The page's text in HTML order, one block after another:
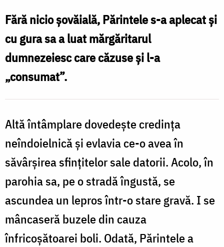
și
împărtășirea
leprosului
Nechifor
Fără nicio șovăială, Părintele s-a aplecat și
cu gura sa a luat mărgăritarul
dumnezeiesc care căzuse și l-a
„consumat”.
Altă întâmplare dovedește credința
neîndoielnică și evlavia ce-o avea în
săvârșirea sfințitelor sale datorii. Acolo, în
parohia sa, pe o stradă îngustă, se
ascundea un lepros într-o stare gravă. I se
mâncaseră buzele din cauza
înfricoșătoarei boli. Odată, Părintele a